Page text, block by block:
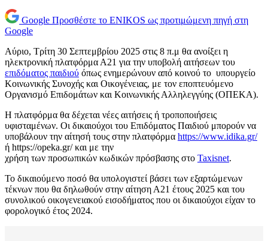
Google Προσθέστε το ENIKOS ως προτιμώμενη πηγή στη
Google
Αύριο, Τρίτη 30 Σεπτεμβρίου 2025 στις 8 π.μ θα ανοίξει η
ηλεκτρονική πλατφόρμα Α21 για την υποβολή αιτήσεων του
επιδόματος παιδιού όπως ενημερώνουν από κοινού το υπουργείο
Κοινωνικής Συνοχής και Οικογένειας, με τον εποπτευόμενο
Οργανισμό Επιδομάτων και Κοινωνικής Αλληλεγγύης (ΟΠΕΚΑ).
Η πλατφόρμα θα δέχεται νέες αιτήσεις ή τροποποιήσεις
υφισταμένων. Οι δικαιούχοι του Επιδόματος Παιδιού μπορούν να
υποβάλουν την αίτησή τους στην πλατφόρμα https://www.idika.gr/
ή https://opeka.gr/ και με την
χρήση των προσωπικών κωδικών πρόσβασης στο Taxisnet.
Το δικαιούμενο ποσό θα υπολογιστεί βάσει των εξαρτώμενων
τέκνων που θα δηλωθούν στην αίτηση Α21 έτους 2025 και του
συνολικού οικογενειακού εισοδήματος που οι δικαιούχοι είχαν το
φορολογικό έτος 2024.